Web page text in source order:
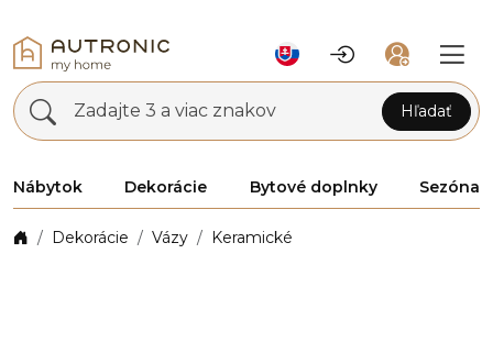
Zadajte 3 a viac znakov Hľadať
Nábytok Dekorácie Bytové doplnky Sezóna
Dekorácie Vázy Keramické